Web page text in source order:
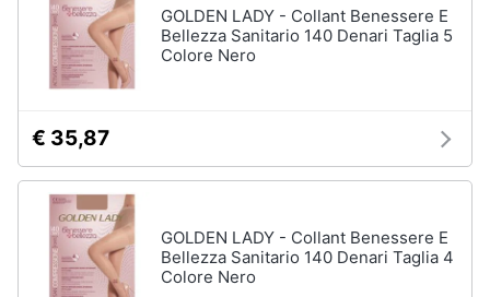
Casalinghi
Abbigliamento
Sport
Animali
Motori
Ciabatte
Accessori
Sigaretta
elettronica
Borse
Occhiali
GOLDEN LADY - Collant Benessere E
Bellezza Sanitario 140 Denari Taglia 5
Colore Nero
€ 35,87
GOLDEN LADY - Collant Benessere E
Bellezza Sanitario 140 Denari Taglia 4
Colore Nero